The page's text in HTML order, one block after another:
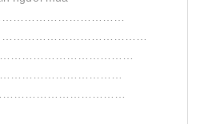
: …………………………………